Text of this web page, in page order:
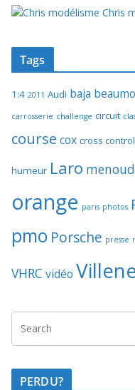
Chris
Tags
1:4 2011 Audi baja
carrosserie challenge circuit
course cox cross control
humeur Laro menoud
orange paris photos
pmo Porsche presse
VHRC vidéo
PERDU?